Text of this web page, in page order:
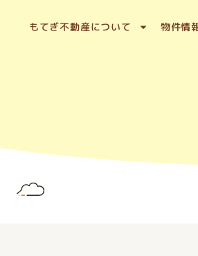
もてぎ不動産について 物件情